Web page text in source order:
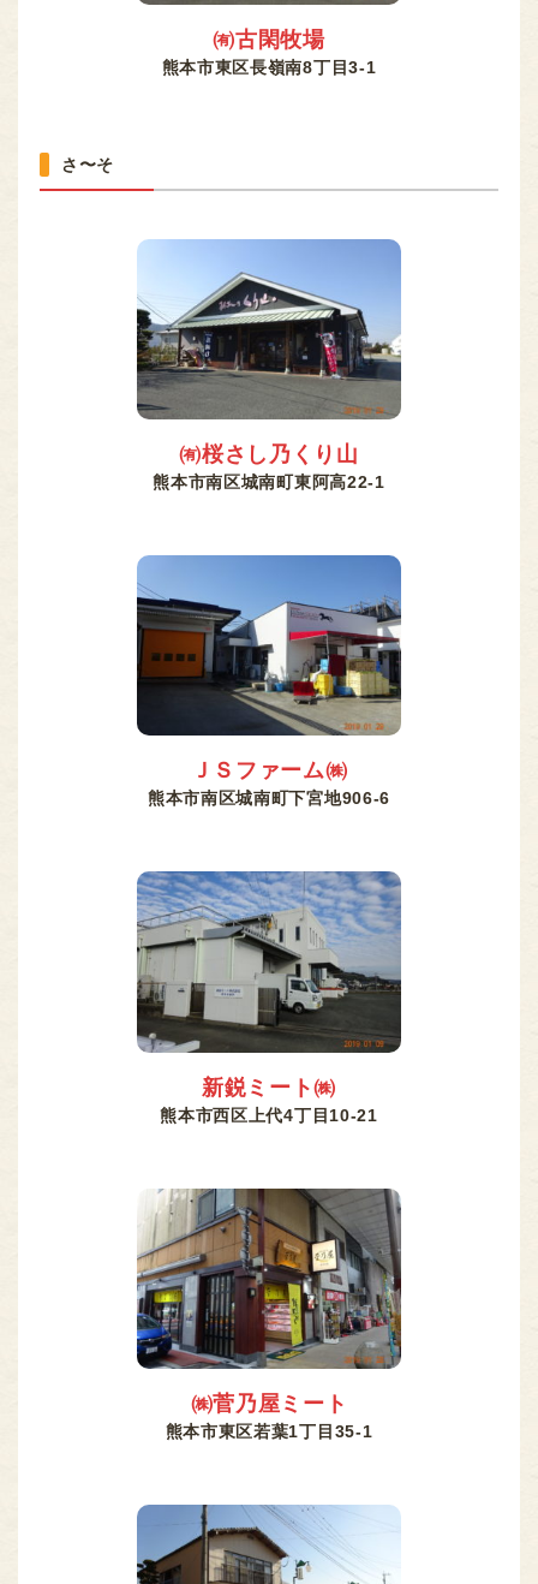
㈲古閑牧場
熊本市東区長嶺南8丁目3-1
さ〜そ
㈲桜さし乃くり山
熊本市南区城南町東阿高22-1
ＪＳファーム㈱
熊本市南区城南町下宮地906-6
新鋭ミート㈱
熊本市西区上代4丁目10-21
㈱菅乃屋ミート
熊本市東区若葉1丁目35-1